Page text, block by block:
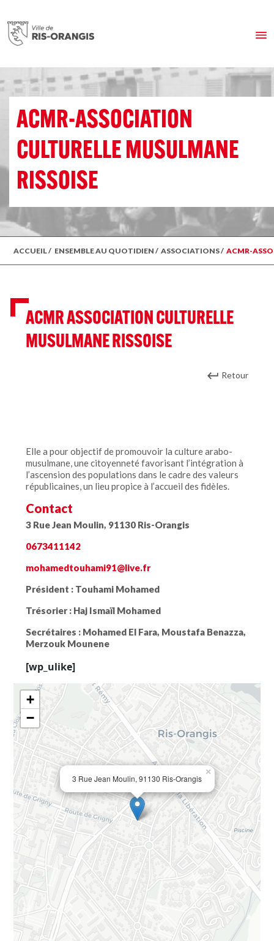
ACMR-ASSOCIATION
CULTURELLE MUSULMANE
RISSOISE
ACCUEIL/ ENSEMBLE AU QUOTIDIEN / ASSOCIATIONS/ ACMR-
ACMR ASSOCIATION CULTURELLE
MUSULMANE RISSOISE
Retour
Elle a pour objectif de promouvoir la culture arabo-
musulmane, une citoyenneté favorisant l’intégration à
l’ascension des populations dans le cadre des valeurs
républicaines, un lieu propice à l’accueil des fidèles.
Contact
3 Rue Jean Moulin, 91130 Ris-Orangis
0673411142
mohamedtouhami91@live.fr
Président : Touhami Mohamed
Trésorier : Haj Ismaïl Mohamed
Secrétaires : Mohamed El Fara, Moustafa Benazza,
Merzouk Mounene
[wp_ulike]
3 Rue Jean Moulin, 91130 Ris-Orangis
×
+
−